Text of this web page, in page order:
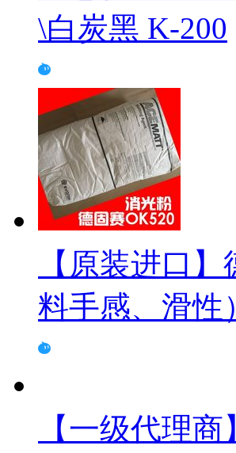
\白炭黑 K-200
【原装进口
料手感、滑性
【一级代理